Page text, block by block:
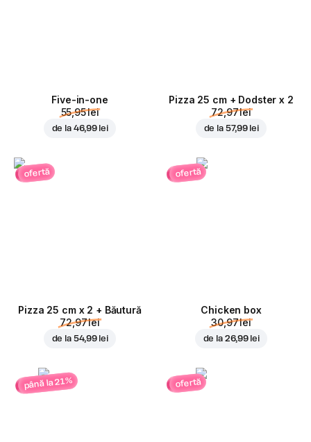
Five-in-one
55,95 lei
de la 46,99 lei
Pizza 25 cm + Dodster x 2
72,97 lei
de la 57,99 lei
ofertă
Pizza 25 cm x 2 + Băutură
72,97 lei
de la 54,99 lei
ofertă
Chicken box
30,97 lei
de la 26,99 lei
până la 21% ofertă